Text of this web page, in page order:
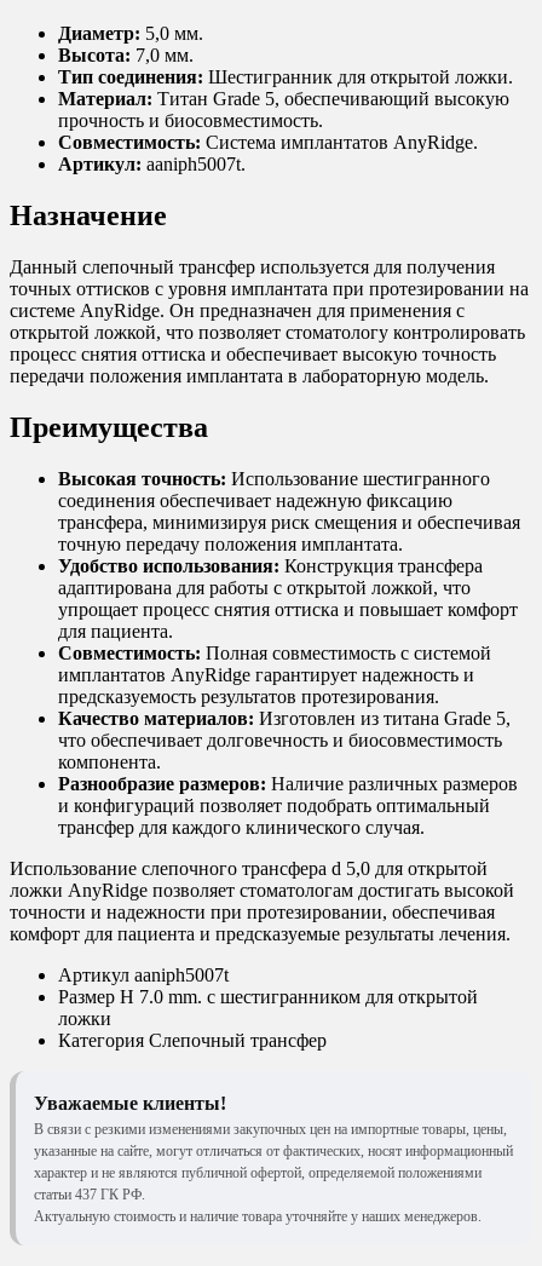
Диаметр: 5,0 мм.
Высота: 7,0 мм.
Тип соединения: Шестигранник для открытой ложки.
Материал: Титан Grade 5, обеспечивающий высокую
прочность и биосовместимость.
Совместимость: Система имплантатов AnyRidge.
Артикул: aaniph5007t.
Назначение
Данный слепочный трансфер используется для получения
точных оттисков с уровня имплантата при протезировании на
системе AnyRidge. Он предназначен для применения с
открытой ложкой, что позволяет стоматологу контролировать
процесс снятия оттиска и обеспечивает высокую точность
передачи положения имплантата в лабораторную модель.
Преимущества
Высокая точность: Использование шестигранного
соединения обеспечивает надежную фиксацию
трансфера, минимизируя риск смещения и обеспечивая
точную передачу положения имплантата.
Удобство использования: Конструкция трансфера
адаптирована для работы с открытой ложкой, что
упрощает процесс снятия оттиска и повышает комфорт
для пациента.
Совместимость: Полная совместимость с системой
имплантатов AnyRidge гарантирует надежность и
предсказуемость результатов протезирования.
Качество материалов: Изготовлен из титана Grade 5,
что обеспечивает долговечность и биосовместимость
компонента.
Разнообразие размеров: Наличие различных размеров
и конфигураций позволяет подобрать оптимальный
трансфер для каждого клинического случая.
Использование слепочного трансфера d 5,0 для открытой
ложки AnyRidge позволяет стоматологам достигать высокой
точности и надежности при протезировании, обеспечивая
комфорт для пациента и предсказуемые результаты лечения.
Артикул aaniph5007t
Размер H 7.0 mm. с шестигранником для открытой
ложки
Категория Слепочный трансфер
Уважаемые клиенты!
В связи с резкими изменениями закупочных цен на импортные товары, цены,
указанные на сайте, могут отличаться от фактических, носят информационный
характер и не являются публичной офертой, определяемой положениями
статьи 437 ГК РФ.
Актуальную стоимость и наличие товара уточняйте у наших менеджеров.